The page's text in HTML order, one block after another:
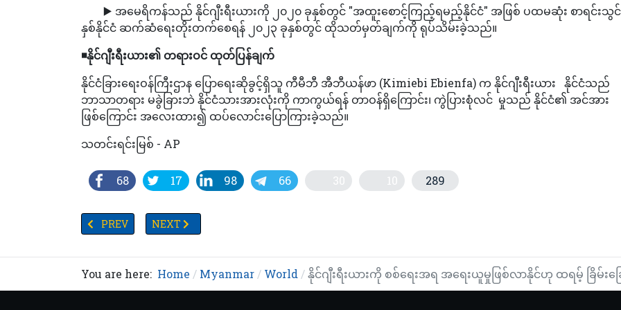
▶️ အမေရိကန်သည် နိုင်ဂျီးရီးယားကို ၂၀၂၀ ခုနှစ်တွင် "အထူးစောင့်ကြည့်ရမည့်နိုင်ငံ" အဖြစ် ပထမဆုံး စာရင်းသွင်း
နှစ်နိုင်ငံ ဆက်ဆံရေးတိုးတက်စေရန် ၂၀၂၃ ခုနှစ်တွင် ထိုသတ်မှတ်ချက်ကို ရုပ်သိမ်းခဲ့သည်။
◾️နိုင်ဂျီးရီးယား၏ တရားဝင် ထုတ်ပြန်ချက်
နိုင်ငံခြားရေးဝန်ကြီးဌာန ပြောရေးဆိုခွင့်ရှိသူ ကီမီဘီ အီဘီယန်ဖာ (Kimiebi Ebienfa) က နိုင်ဂျီးရီးယား နိုင်ငံသည်
ဘာသာတရား မခွဲခြားဘဲ နိုင်ငံသားအားလုံးကို ကာကွယ်ရန် တာဝန်ရှိကြောင်း၊ ကွဲပြားစုံလင် မှုသည် နိုင်ငံ၏ အင်အား
ဖြစ်ကြောင်း အလေးထား၍ ထပ်လောင်းပြောကြားခဲ့သည်။
သတင်းရင်းမြစ် - AP
68 17 98 66 30 10 289
PREVIOUS ARTICLE: ဦးနှောက်စွမ်းဆောင်ရည်အမြင့်ဆုံးအချိန်သည် ထင်ထားသည်ထက်အသက်ပိုကြီးသောအရွယ်ဖြစ်နေ
PREV NEXT ARTICLE: ဆီးကျိတ်ကင်ဆာအကြောင်းသိကောင်းစရာများ
NEXT
You are here: Home Myanmar World နိုင်ဂျီးရီးယားကို စစ်ရေးအရ အရေးယူမှုဖြစ်လာနိုင်ဟု ထရမ့် ခြိမ်းခ